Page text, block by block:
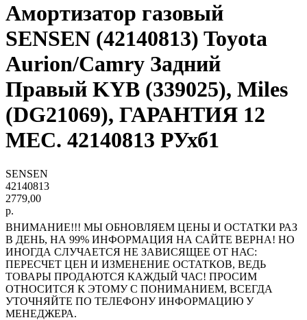
Амортизатор газовый
SENSEN (42140813) Toyota
Aurion/Camry Задний
Правый KYB (339025), Miles
(DG21069), ГАРАНТИЯ 12
МЕС. 42140813 РУхб1
SENSEN
42140813
2779,00
р.
ВНИМАНИЕ!!! МЫ ОБНОВЛЯЕМ ЦЕНЫ И ОСТАТКИ РАЗ
В ДЕНЬ, НА 99% ИНФОРМАЦИЯ НА САЙТЕ ВЕРНА! НО
ИНОГДА СЛУЧАЕТСЯ НЕ ЗАВИСЯЩЕЕ ОТ НАС:
ПЕРЕСЧЕТ ЦЕН И ИЗМЕНЕНИЕ ОСТАТКОВ, ВЕДЬ
ТОВАРЫ ПРОДАЮТСЯ КАЖДЫЙ ЧАС! ПРОСИМ
ОТНОСИТСЯ К ЭТОМУ С ПОНИМАНИЕМ, ВСЕГДА
УТОЧНЯЙТЕ ПО ТЕЛЕФОНУ ИНФОРМАЦИЮ У
МЕНЕДЖЕРА.